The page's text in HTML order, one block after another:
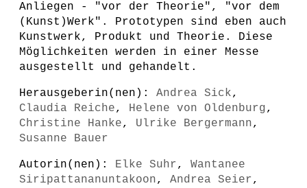
Anliegen - "vor der Theorie", "vor dem
(Kunst)Werk". Prototypen sind eben auch
Kunstwerk, Produkt und Theorie. Diese
Möglichkeiten werden in einer Messe
ausgestellt und gehandelt.
Herausgeberin(nen): Andrea Sick,
Claudia Reiche, Helene von Oldenburg,
Christine Hanke, Ulrike Bergermann,
Susanne Bauer
Autorin(nen): Elke Suhr, Wantanee
Siripattananuntakoon, Andrea Seier,